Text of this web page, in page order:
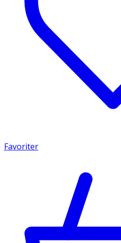
Favoriter